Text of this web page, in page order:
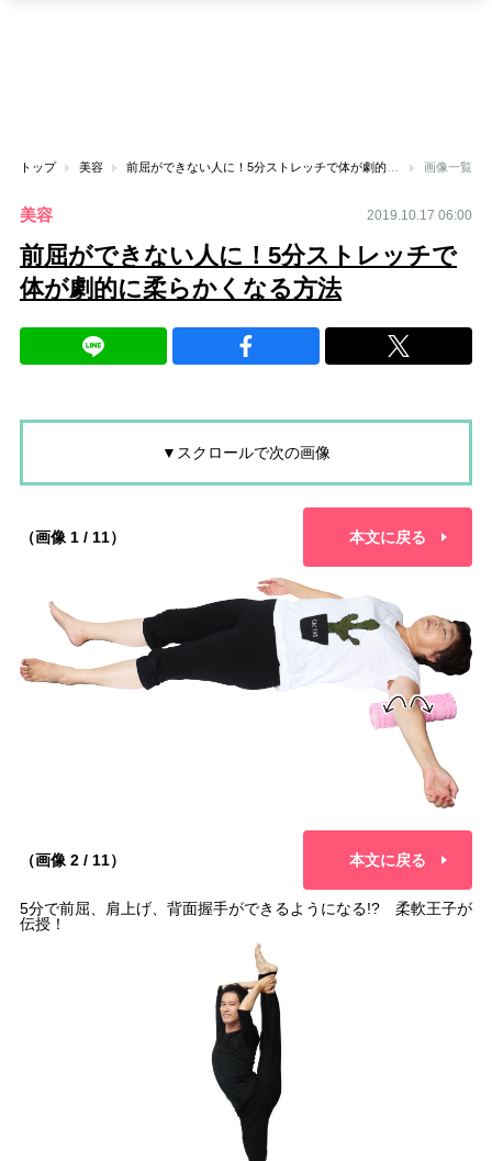
トップ 美容 画像一覧
美容 2019.10.17 06:00
前屈ができない人に！5分ストレッチで
体が劇的に柔らかくなる方法
▼スクロールで次の画像
（画像 1 / 11） 本文に戻る
（画像 2 / 11） 本文に戻る
5分で前屈、肩上げ、背面握手ができるようになる!? 柔軟王子が
伝授！